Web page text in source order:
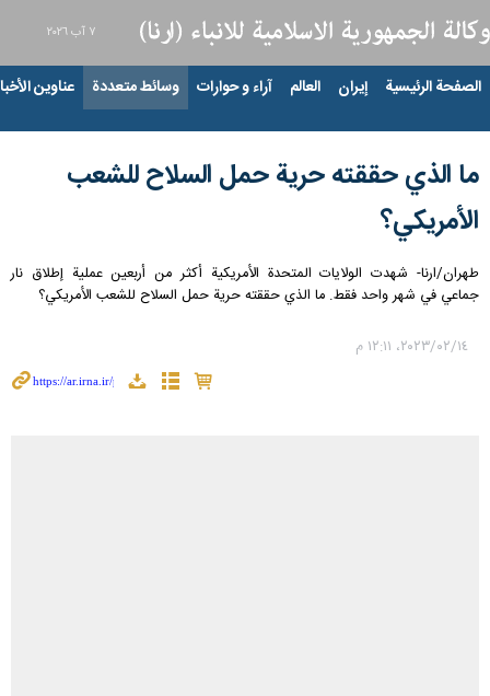
٧ آب ٢٠٢٦
الصفحة الرئيسية إيران العالم آراء و حوارات وسائط متعددة عناوين
ما الذي حققته حرية حمل السلاح للشعب
الأمريكي؟
طهران/ارنا- شهدت الولایات المتحدة الأمریکیة أكثر من أربعين عملية إطلاق نار
جماعي في شهر واحد فقط. ما الذي حققته حرية حمل السلاح للشعب الأمريكي؟
١٤‏/٠٢‏/٢٠٢٣، ١٢:١١ م